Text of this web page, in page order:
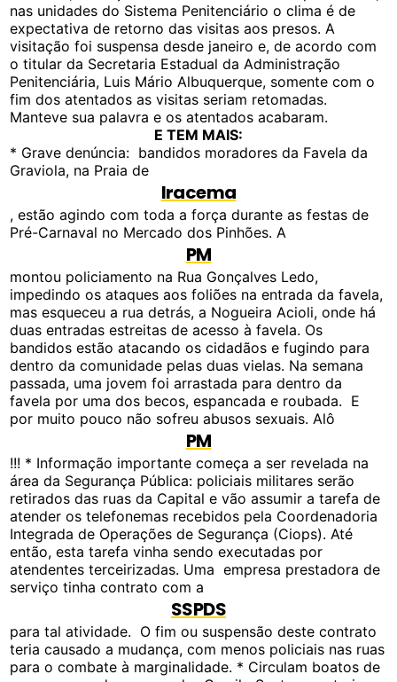
nas unidades do Sistema Penitenciário o clima é de
expectativa de retorno das visitas aos presos. A
visitação foi suspensa desde janeiro e, de acordo com
o titular da Secretaria Estadual da Administração
Penitenciária, Luis Mário Albuquerque, somente com o
fim dos atentados as visitas seriam retomadas.
Manteve sua palavra e os atentados acabaram.
E TEM MAIS:
* Grave denúncia: bandidos moradores da Favela da
Graviola, na Praia de
Iracema
, estão agindo com toda a força durante as festas de
Pré-Carnaval no Mercado dos Pinhões. A
PM
montou policiamento na Rua Gonçalves Ledo,
impedindo os ataques aos foliões na entrada da favela,
mas esqueceu a rua detrás, a Nogueira Acioli, onde há
duas entradas estreitas de acesso à favela. Os
bandidos estão atacando os cidadãos e fugindo para
dentro da comunidade pelas duas vielas. Na semana
passada, uma jovem foi arrastada para dentro da
favela por uma dos becos, espancada e roubada. E
por muito pouco não sofreu abusos sexuais. Alô
PM
!!! * Informação importante começa a ser revelada na
área da Segurança Pública: policiais militares serão
retirados das ruas da Capital e vão assumir a tarefa de
atender os telefonemas recebidos pela Coordenadoria
Integrada de Operações de Segurança (Ciops). Até
então, esta tarefa vinha sendo executadas por
atendentes terceirizadas. Uma empresa prestadora de
serviço tinha contrato com a
SSPDS
para tal atividade. O fim ou suspensão deste contrato
teria causado a mudança, com menos policiais nas ruas
para o combate à marginalidade. * Circulam boatos de